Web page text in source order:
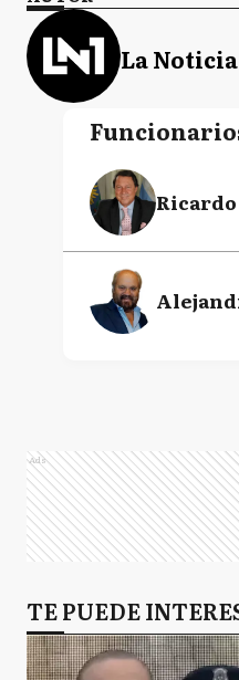
La Noticia
Ricardo
Ads
TE PUEDE